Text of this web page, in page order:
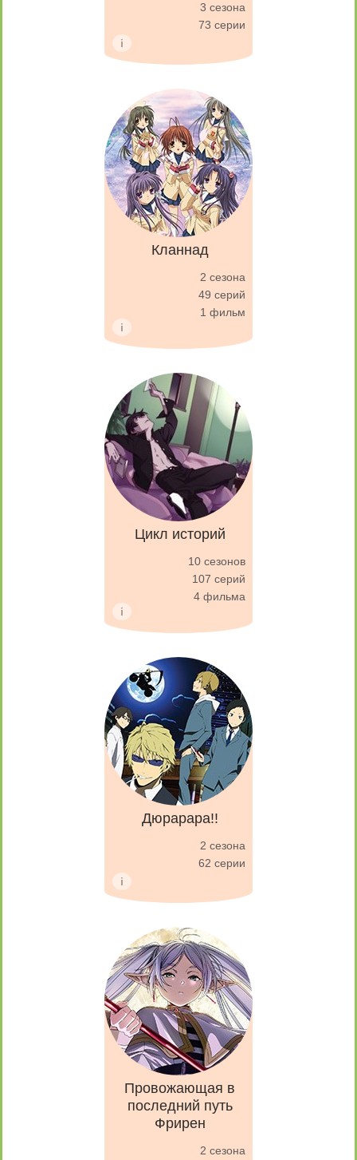
3 сезона
73 серии
Кланнад
2 сезона
49 серий
1 фильм
Цикл историй
10 сезонов
107 серий
4 фильма
Дюрарара!!
2 сезона
62 серии
Провожающая в
последний путь
Фрирен
2 сезона